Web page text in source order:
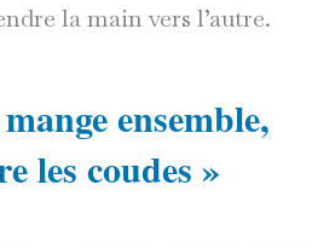
la main vers l’autre.
ensemble,
les coudes »